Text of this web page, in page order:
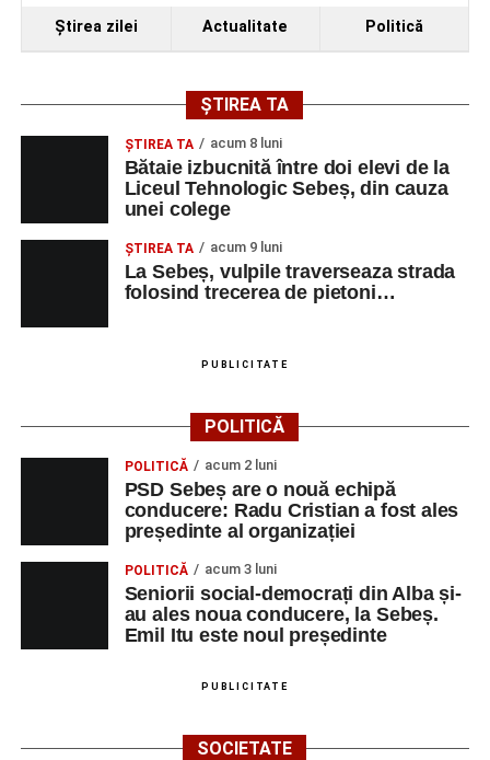
Spectacol de vals și tango „Armonii în
pași de dans”
Napoca).
AcompaniazăCluj Tango Orchestra:
Irina Indrei – pian
Robert Indrei – bandoneon
Milena Vădan – vioară
Emanuel Elcean – contrabas
Adrian Lup – violoncel
Vlad Dordea.
Piața Primăriei
Orele 17.00–20.00– Punct oficial de înscrieri și informații
SÂMBĂTĂ, 22 AUGUST 2026
Platoul Centrului Cultural „Lucian
Blaga” Sebeș
Ştirea zilei Actualitate Politică
ȘTIREA TA
ŞTIREA TA acum 8 luni
Bătaie izbucnită între doi elevi de la
Liceul Tehnologic Sebeș, din cauza
unei colege
ŞTIREA TA acum 9 luni
La Sebeș, vulpile traverseaza strada
folosind trecerea de pietoni…
PUBLICITATE
POLITICĂ
POLITICĂ acum 2 luni
PSD Sebeș are o nouă echipă
conducere: Radu Cristian a fost ales
președinte al organizației
POLITICĂ acum 3 luni
Seniorii social-democrați din Alba și-
au ales noua conducere, la Sebeș.
Emil Itu este noul președinte
PUBLICITATE
SOCIETATE